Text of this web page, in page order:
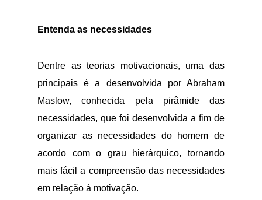
Entenda as necessidades
Dentre as teorias motivacionais, uma das
principais é a desenvolvida por Abraham
Maslow, conhecida pela pirâmide das
necessidades, que foi desenvolvida a fim de
organizar as necessidades do homem de
acordo com o grau hierárquico, tornando
mais fácil a compreensão das necessidades
em relação à motivação.